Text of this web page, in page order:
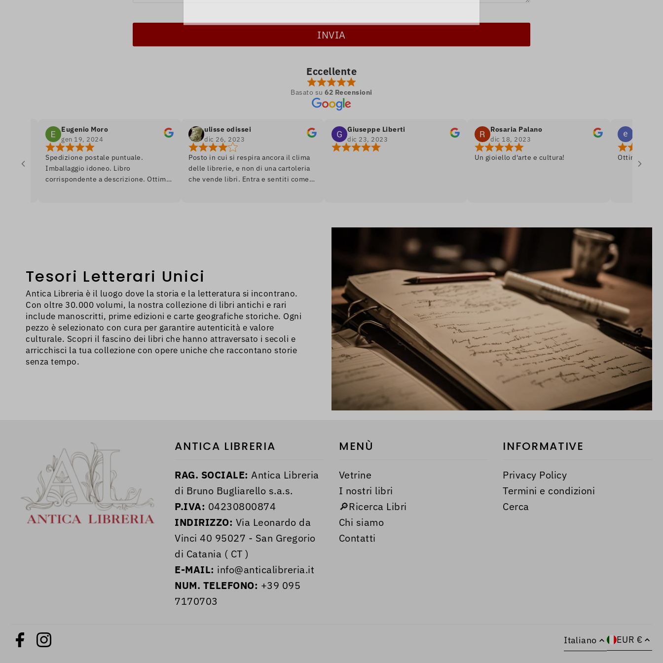
Eccellente
Basato su 62 Recensioni
Eugenio Moro
gen 19, 2024
Spedizione postale puntuale.
Imballaggio idoneo. Libro
corrispondente a descrizione. Ottimo.
ulisse odissei
dic 26, 2023
Posto in cui si respira ancora il clima
delle librerie, e non di una cartoleria
che vende libri. Entra e sentiti come
Giuseppe Liberti
dic 23, 2023
Rosaria Palano
dic 18, 2023
Un gioiello d'arte e cultura!
emanuele bella
dic 8, 2023
Tesori Letterari Unici
Antica Libreria è il luogo dove la storia e la letteratura si incontrano.
Con oltre 30.000 volumi, la nostra collezione di libri antichi e rari
include manoscritti, prime edizioni e carte geografiche storiche. Ogni
pezzo è selezionato con cura per garantire autenticità e valore
culturale. Scopri il fascino dei libri che hanno attraversato i secoli e
arricchisci la tua collezione con opere uniche che raccontano storie
senza tempo.
ANTICA LIBRERIA
RAG. SOCIALE: Antica Libreria
di Bruno Bugliarello s.a.s.
P.IVA: 04230800874
INDIRIZZO: Via Leonardo da
Vinci 40 95027 - San Gregorio
di Catania ( CT )
E-MAIL: info@anticalibreria.it
NUM. TELEFONO: +39 095
7170703
MENÙ
Vetrine
I nostri libri
🔎Ricerca Libri
Chi siamo
Contatti
INFORMATIVE
Privacy Policy
Termini e condizioni
Cerca
Italiano EUR €